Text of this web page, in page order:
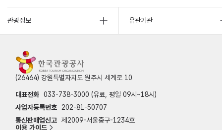
관광정보 유관기관
(26464) 강원특별자치도 원주시 세계로 10
대표전화 033-738-3000 (유료, 평일 09시~18시)
사업자등록번호
202-81-50707
통신판매업신고 제2009-서울중구-1234호
이용 가이드